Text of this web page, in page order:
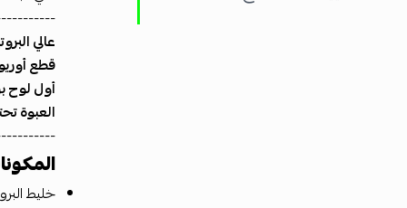
عالي
قطع
أول لوح
العبوة
خليط